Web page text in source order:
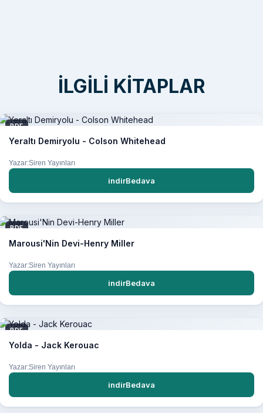
İLGILI KITAPLAR
PDF
Yeraltı Demiryolu - Colson Whitehead
Yazar:Siren Yayınları
indirBedava
PDF
Marousi'Nin Devi-Henry Miller
Yazar:Siren Yayınları
indirBedava
PDF
Yolda - Jack Kerouac
Yazar:Siren Yayınları
indirBedava